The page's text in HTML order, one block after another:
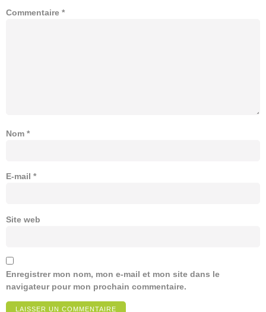
Commentaire *
Nom *
E-mail *
Site web
Enregistrer mon nom, mon e-mail et mon site dans le
navigateur pour mon prochain commentaire.